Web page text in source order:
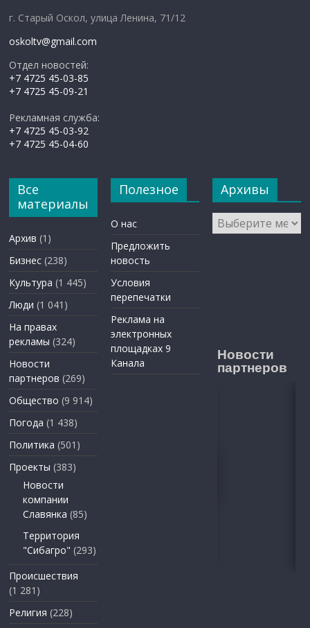
г. Старый Оскол, улица Ленина, 71/12
oskoltv@gmail.com
Отдел новостей:
+7 4725 45-03-85
+7 4725 45-09-21
Рекламная служба:
+7 4725 45-03-92
+7 4725 45-04-60
Все
материалы
Архив (1)
Бизнес (238)
Культура (1 445)
Люди (1 041)
На правах
рекламы (324)
Новости
партнеров (269)
Общество (9 914)
Погода (1 438)
Политика (501)
Проекты (383)
Новости
компании
Славянка (85)
Территория
"Сибагро" (293)
Происшествия
(1 281)
Религия (228)
Полезное
О нас
Предложить
новость
Условия
перепечатки
Реклама на
электронных
площадках 9
Канала
Архивы
Архивы
Новости
партнеров